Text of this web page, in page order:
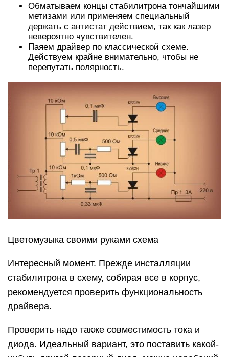
Обматываем концы стабилитрона тончайшими
метизами или применяем специальный
держать с антистат действием, так как лазер
невероятно чувствителен.
Паяем драйвер по классической схеме.
Действуем крайне внимательно, чтобы не
перепутать полярность.
Цветомузыка своими руками схема
Интересный момент. Прежде инсталляции
стабилитрона в схему, собирая все в корпус,
рекомендуется проверить функциональность
драйвера.
Проверить надо также совместимость тока и
диода. Идеальный вариант, это поставить какой-